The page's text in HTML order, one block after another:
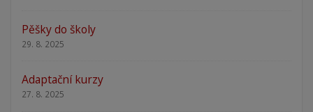
Pěšky do školy
29. 8. 2025
Adaptační kurzy
27. 8. 2025